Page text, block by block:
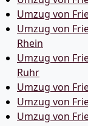
Umzug von
Umzug von
Rhein
Umzug von
Ruhr
Umzug von
Umzug von
Umzug von